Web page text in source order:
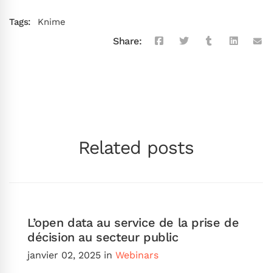
Tags: Knime
Share:
Related posts
L’open data au service de la prise de
décision au secteur public
janvier 02, 2025 in Webinars